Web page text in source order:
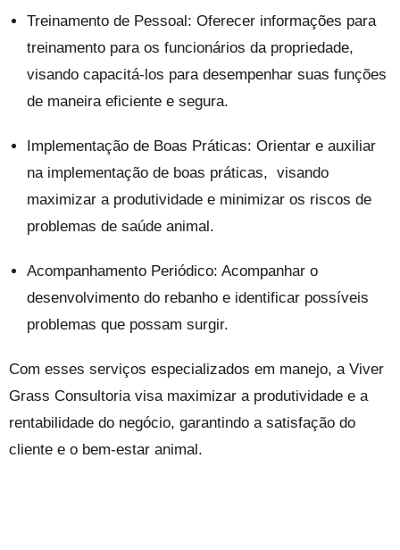
Treinamento de Pessoal: Oferecer informações para
treinamento para os funcionários da propriedade,
visando capacitá-los para desempenhar suas funções
de maneira eficiente e segura.
Implementação de Boas Práticas: Orientar e auxiliar
na implementação de boas práticas, visando
maximizar a produtividade e minimizar os riscos de
problemas de saúde animal.
Acompanhamento Periódico: Acompanhar o
desenvolvimento do rebanho e identificar possíveis
problemas que possam surgir.
Com esses serviços especializados em manejo, a Viver
Grass Consultoria visa maximizar a produtividade e a
rentabilidade do negócio, garantindo a satisfação do
cliente e o bem-estar animal.